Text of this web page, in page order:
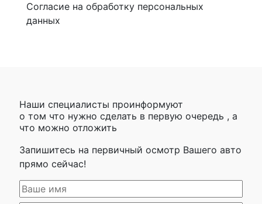
Согласие на обработку персональных
данных
Наши специалисты проинформуют
о том что нужно сделать в первую очередь , а
что можно отложить
Запишитесь на первичный осмотр Вашего авто
прямо сейчас!